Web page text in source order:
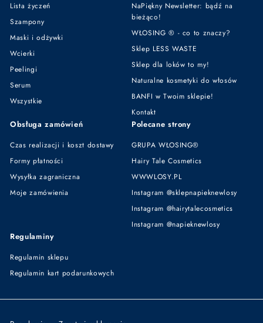
Lista życzeń
Szampony
Maski i odżywki
Wcierki
Peelingi
Serum
Wszystkie
NaPiękny Newsletter: bądź na
bieżąco!
WŁOSING ® - co to znaczy?
Sklep LESS WASTE
Sklep dla loków to my!
Naturalne kosmetyki do włosów
BANFI w Twoim sklepie!
Kontakt
Obsługa zamówień
Czas realizacji i koszt dostawy
Formy płatności
Wysyłka zagraniczna
Moje zamówienia
Polecane strony
GRUPA WŁOSING®
Hairy Tale Cosmetics
WWWLOSY.PL
Instagram @sklepnapieknewlosy
Instagram @hairytalecosmetics
Instagram @napieknewlosy
Regulaminy
Regulamin sklepu
Regulamin kart podarunkowych